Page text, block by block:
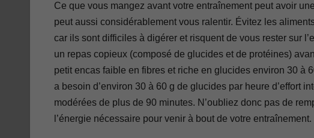
Ce que vous mangez avant votre entraînement peut avoir
peut aussi considérablement vous ralentir. Évitez les
car ils sont difficiles à digérer et risquent de vous rester sur
un repas copieux (composé de glucides et de protéines)
petit encas faible en fibres et riche en glucides environ 30 à
a besoin d’environ 30 à 60 g de glucides par heure d’effort
modérées de plus de 90 minutes. N’oubliez donc pas de
l’énergie nécessaire pour venir à bout de votre entraînement.